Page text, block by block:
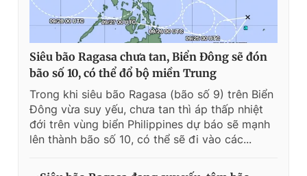
Siêu bão Ragasa chưa tan, Biển Đông sẽ đón
bão số 10, có thể đổ bộ miền Trung
Trong khi siêu bão Ragasa (bão số 9) trên Biển
Đông vừa suy yếu, chưa tan thì áp thấp nhiệt
đới trên vùng biển Philippines dự báo sẽ mạnh
lên thành bão số 10, có thể sẽ đi vào các...